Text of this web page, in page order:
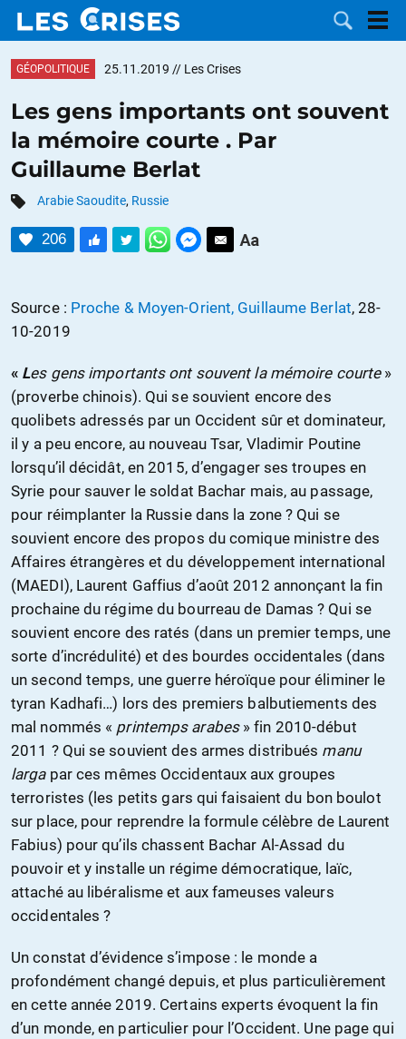
DOSSIERS
CATÉGORIES
MOTS CLÉS
CONTACTER
FAIRE UN
DON
GÉOPOLITIQUE 25.11.2019 // Les Crises
Les gens importants ont souvent
la mémoire courte . Par
Guillaume Berlat
Arabie Saoudite, Russie
206
Source : Proche & Moyen-Orient, Guillaume Berlat, 28-
10-2019
« Les gens importants ont souvent la mémoire courte»
(proverbe chinois). Qui se souvient encore des
quolibets adressés par un Occident sûr et dominateur,
il y a peu encore, au nouveau Tsar, Vladimir Poutine
lorsqu’il décidât, en 2015, d’engager ses troupes en
Syrie pour sauver le soldat Bachar mais, au passage,
pour réimplanter la Russie dans la zone ? Qui se
souvient encore des propos du comique ministre des
Affaires étrangères et du développement international
(MAEDI), Laurent Gaffius d’août 2012 annonçant la fin
prochaine du régime du bourreau de Damas ? Qui se
souvient encore des ratés (dans un premier temps, une
sorte d’incrédulité) et des bourdes occidentales (dans
un second temps, une guerre héroïque pour éliminer le
tyran Kadhafi…) lors des premiers balbutiements des
mal nommés « printemps arabes» fin 2010-début
2011 ? Qui se souvient des armes distribués manu
largapar ces mêmes Occidentaux aux groupes
terroristes (les petits gars qui faisaient du bon boulot
sur place, pour reprendre la formule célèbre de Laurent
Fabius) pour qu’ils chassent Bachar Al-Assad du
pouvoir et y installe un régime démocratique, laïc,
attaché au libéralisme et aux fameuses valeurs
occidentales ?
Un constat d’évidence s’impose : le monde a
profondément changé depuis, et plus particulièrement
en cette année 2019. Certains experts évoquent la fin
d’un monde, en particulier pour l’Occident. Une page qui